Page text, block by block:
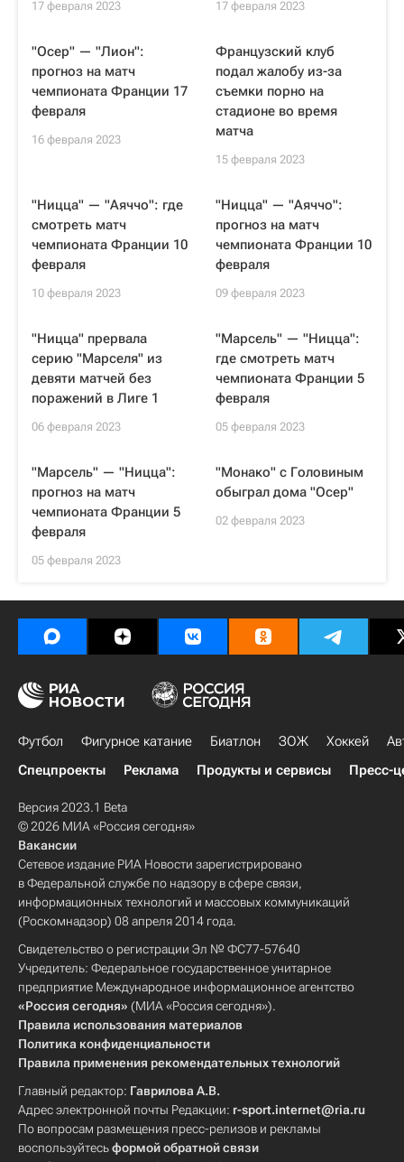
17 февраля 2023 17 февраля 2023
"Осер" — "Лион":
прогноз на матч
чемпионата Франции 17
февраля
16 февраля 2023
Французский клуб
подал жалобу из-за
съемки порно на
стадионе во время
матча
15 февраля 2023
"Ницца" — "Аяччо": где
смотреть матч
чемпионата Франции 10
февраля
10 февраля 2023
"Ницца" — "Аяччо":
прогноз на матч
чемпионата Франции 10
февраля
09 февраля 2023
"Ницца" прервала
серию "Марселя" из
девяти матчей без
поражений в Лиге 1
06 февраля 2023
"Марсель" — "Ницца":
где смотреть матч
чемпионата Франции 5
февраля
05 февраля 2023
"Марсель" — "Ницца":
прогноз на матч
чемпионата Франции 5
февраля
05 февраля 2023
"Монако" с Головиным
обыграл дома "Осер"
02 февраля 2023
Футбол Фигурное катание Биатлон ЗОЖ Хоккей
Спецпроекты
Реклама Продукты и сервисы Пресс-
Версия 2023.1 Beta
© 2026 МИА «Россия сегодня»
Вакансии
Сетевое издание РИА Новости зарегистрировано
в Федеральной службе по надзору в сфере связи,
информационных технологий и массовых коммуникаций
(Роскомнадзор) 08 апреля 2014 года.
Свидетельство о регистрации Эл № ФС77-57640
Учредитель: Федеральное государственное унитарное
предприятие Международное информационное агентство
«Россия сегодня» (МИА «Россия сегодня»).
Правила использования материалов
Политика конфиденциальности
Правила применения рекомендательных технологий
Главный редактор: Гаврилова А.В.
Адрес электронной почты Редакции: r-sport.internet@ria.ru
По вопросам размещения пресс-релизов и рекламы
воспользуйтесьформой обратной связи